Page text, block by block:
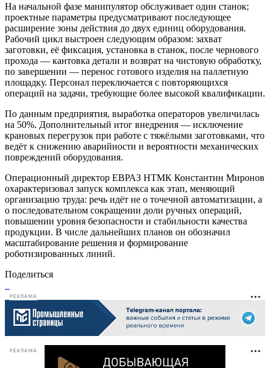
На начальной фазе манипулятор обслуживает один станок;
проектные параметры предусматривают последующее
расширение зоны действия до двух единиц оборудования.
Рабочий цикл выстроен следующим образом: захват
заготовки, её фиксация, установка в станок, после чернового
прохода — кантовка детали и возврат на чистовую обработку,
по завершении — перенос готового изделия на паллетную
площадку. Персонал переключается с повторяющихся
операций на задачи, требующие более высокой квалификации.
По данным предприятия, выработка операторов увеличилась
на 50%. Дополнительный итог внедрения — исключение
крановых перегрузок при работе с тяжёлыми заготовками, что
ведёт к снижению аварийности и вероятности механических
повреждений оборудования.
Операционный директор ЕВРАЗ НТМК Константин Миронов
охарактеризовал запуск комплекса как этап, меняющий
организацию труда: речь идёт не о точечной автоматизации, а
о последовательном сокращении доли ручных операций,
повышении уровня безопасности и стабильности качества
продукции. В числе дальнейших планов он обозначил
масштабирование решения и формирование
роботизированных линий.
Поделиться
РЕКЛАМА
РЕКЛАМА